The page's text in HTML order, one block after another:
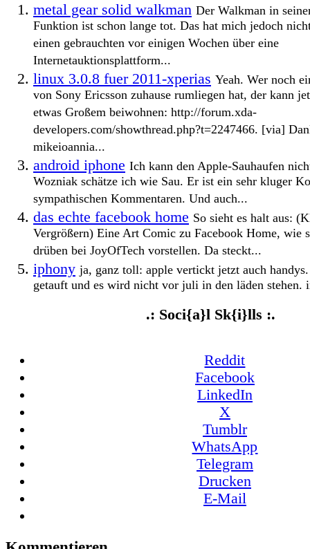
metal gear solid walkman Der Walkman in
Funktion ist schon lange tot. Das hat mich jedoch
einen gebrauchten vor einigen Wochen über eine
Internetauktionsplattform...
linux 3.0.8 fuer 2011-xperias Yeah. Wer noch
von Sony Ericsson zuhause rumliegen hat, der kann
etwas Großem beiwohnen: http://forum.xda-
developers.com/showthread.php?t=2247466. [via]
mikeioannia...
android iphone Ich kann den Apple-Sauhaufen
Wozniak schätze ich wie Sau. Er ist ein sehr kluger
sympathischen Kommentaren. Und auch...
das echte facebook home So sieht es halt aus:
Vergrößern) Eine Art Comic zu Facebook Home, wie
drüben bei JoyOfTech vorstellen. Da steckt...
iphony ja, ganz toll: apple vertickt jetzt auch
getauft und es wird nicht vor juli in den läden stehen.
.: Soci{a}l Sk{i}lls :.
Reddit
Facebook
LinkedIn
X
Tumblr
WhatsApp
Telegram
Drucken
E-Mail